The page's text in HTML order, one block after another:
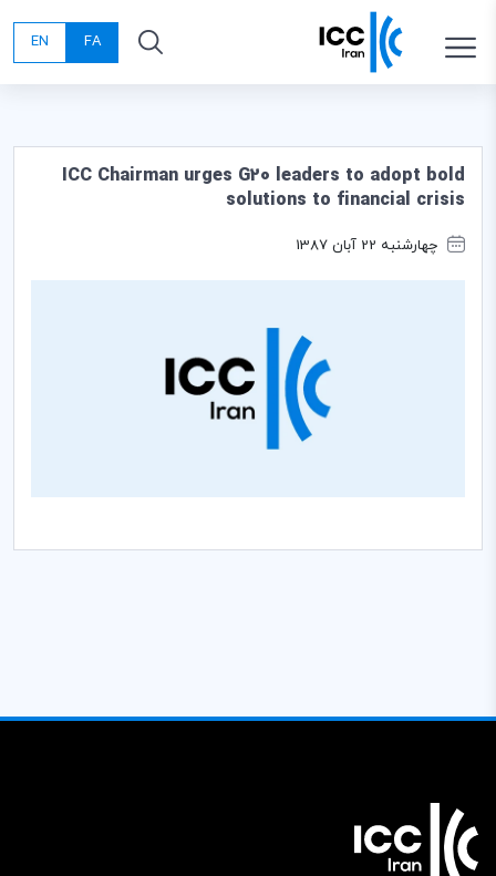
FA
EN
ICC Chairman urges G20 leaders to adopt bold
solutions to financial crisis
چهارشنبه 22 آبان 1387